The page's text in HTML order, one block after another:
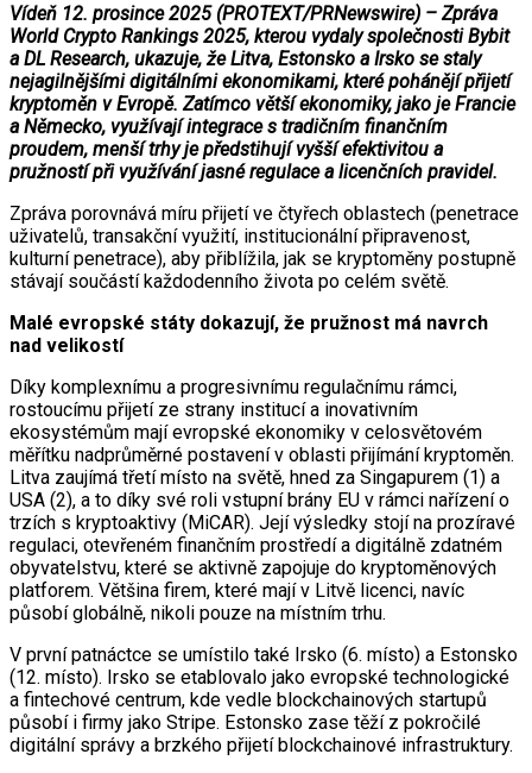
Vídeň 12. prosince 2025 (PROTEXT/PRNewswire) – Zpráva
World Crypto Rankings 2025, kterou vydaly společnosti Bybit
a DL Research, ukazuje, že Litva, Estonsko a Irsko se staly
nejagilnějšími digitálními ekonomikami, které pohánějí přijetí
kryptoměn v Evropě. Zatímco větší ekonomiky, jako je Francie
a Německo, využívají integrace s tradičním finančním
proudem, menší trhy je předstihují vyšší efektivitou a
pružností při využívání jasné regulace a licenčních pravidel.
Zpráva porovnává míru přijetí ve čtyřech oblastech (penetrace
uživatelů, transakční využití, institucionální připravenost,
kulturní penetrace), aby přiblížila, jak se kryptoměny postupně
stávají součástí každodenního života po celém světě.
Malé evropské státy dokazují, že pružnost má navrch
nad velikostí
Díky komplexnímu a progresivnímu regulačnímu rámci,
rostoucímu přijetí ze strany institucí a inovativním
ekosystémům mají evropské ekonomiky v celosvětovém
měřítku nadprůměrné postavení v oblasti přijímání kryptoměn.
Litva zaujímá třetí místo na světě, hned za Singapurem (1) a
USA (2), a to díky své roli vstupní brány EU v rámci nařízení o
trzích s kryptoaktivy (MiCAR). Její výsledky stojí na prozíravé
regulaci, otevřeném finančním prostředí a digitálně zdatném
obyvatelstvu, které se aktivně zapojuje do kryptoměnových
platforem. Většina firem, které mají v Litvě licenci, navíc
působí globálně, nikoli pouze na místním trhu.
V první patnáctce se umístilo také Irsko (6. místo) a Estonsko
(12. místo). Irsko se etablovalo jako evropské technologické
a fintechové centrum, kde vedle blockchainových startupů
působí i firmy jako Stripe. Estonsko zase těží z pokročilé
digitální správy a brzkého přijetí blockchainové infrastruktury.